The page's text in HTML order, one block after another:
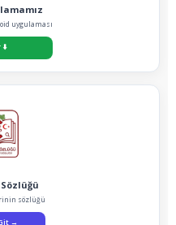
uygulaması
⬇️
sözlüğü
→